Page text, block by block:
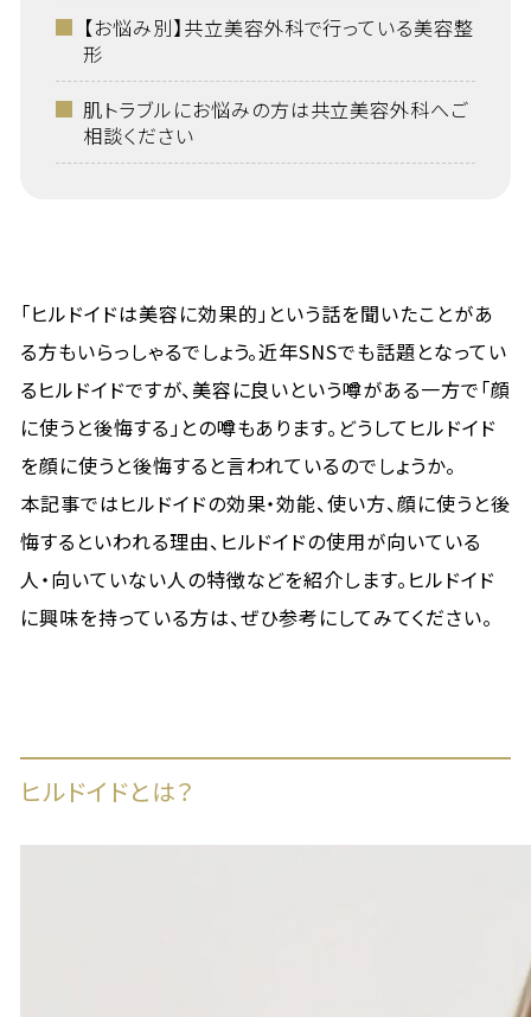
【お悩み別】共立美容外科で行っている美容整
形
肌トラブルにお悩みの方は共立美容外科へご
相談ください
「ヒルドイドは美容に効果的」という話を聞いたことがあ
る方もいらっしゃるでしょう。近年SNSでも話題となってい
るヒルドイドですが、美容に良いという噂がある一方で「顔
に使うと後悔する」との噂もあります。どうしてヒルドイド
を顔に使うと後悔すると言われているのでしょうか。
本記事ではヒルドイドの効果・効能、使い方、顔に使うと後
悔するといわれる理由、ヒルドイドの使用が向いている
人・向いていない人の特徴などを紹介します。ヒルドイド
に興味を持っている方は、ぜひ参考にしてみてください。
ヒルドイドとは？